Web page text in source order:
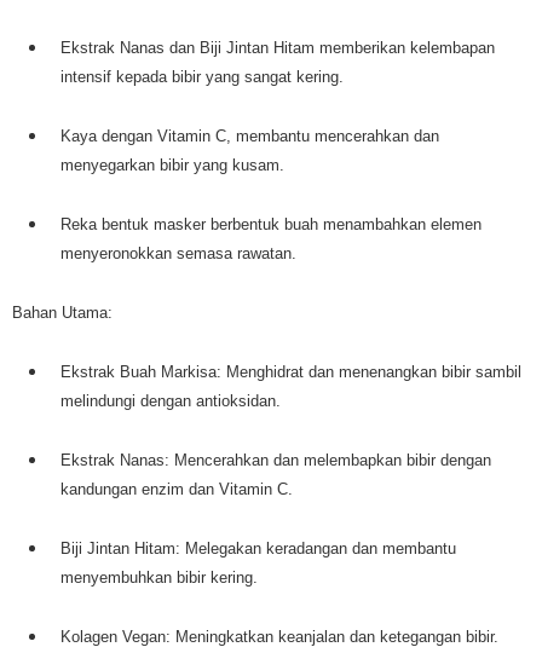
Ekstrak Nanas dan Biji Jintan Hitam memberikan kelembapan
intensif kepada bibir yang sangat kering.
Kaya dengan Vitamin C, membantu mencerahkan dan
menyegarkan bibir yang kusam.
Reka bentuk masker berbentuk buah menambahkan elemen
menyeronokkan semasa rawatan.
Bahan Utama:
Ekstrak Buah Markisa: Menghidrat dan menenangkan bibir sambil
melindungi dengan antioksidan.
Ekstrak Nanas: Mencerahkan dan melembapkan bibir dengan
kandungan enzim dan Vitamin C.
Biji Jintan Hitam: Melegakan keradangan dan membantu
menyembuhkan bibir kering.
Kolagen Vegan: Meningkatkan keanjalan dan ketegangan bibir.